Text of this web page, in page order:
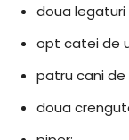
doua legaturi
opt catei de
patru cani de
doua